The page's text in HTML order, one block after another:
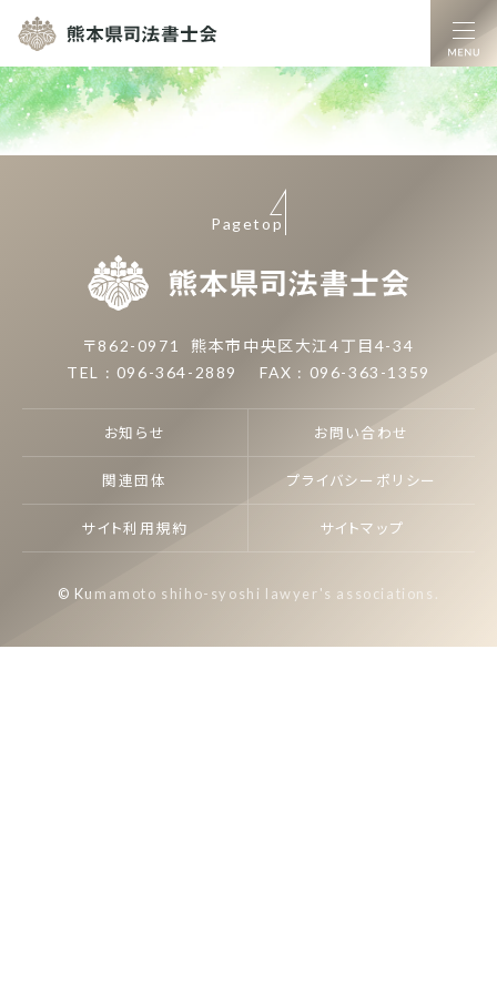
熊本県司法書士
〒862-0971
熊本市中央区大江4丁目4-34
TEL : 096-364-2889
FAX : 096-363-1359
お知らせ お問い合わせ
関連団体 プライバシーポリシー
サイト利用規約 サイトマップ
Pagetop
© Kumamoto shiho-syoshi lawyer's associations.